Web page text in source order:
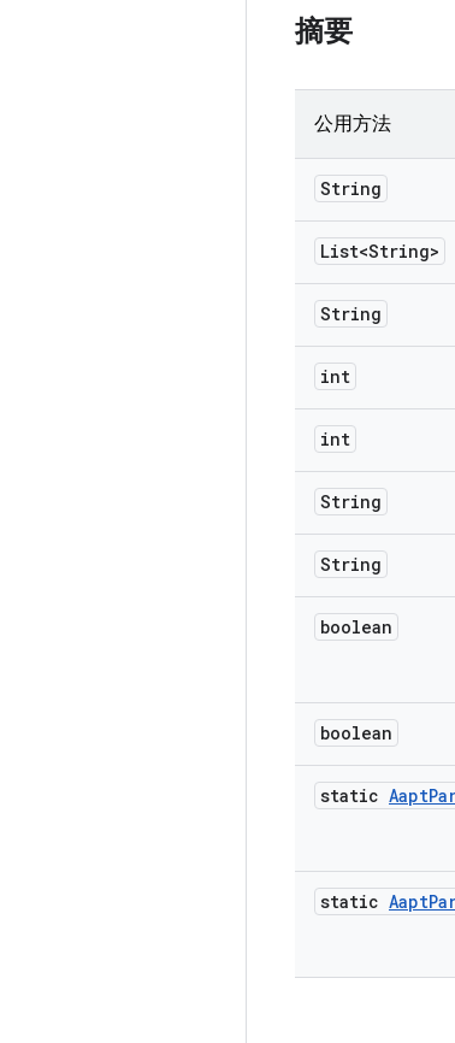
摘要
公用方法
String
List<String>
String
int
int
String
String
boolean
boolean
static Aapt
static Aapt